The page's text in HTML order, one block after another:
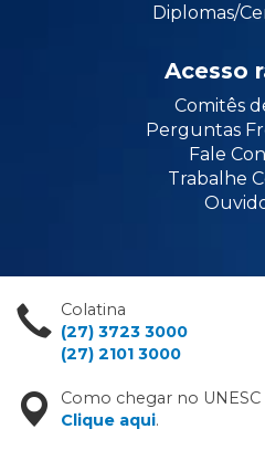
Diplomas/
Acesso
Comitês
Perguntas
Fale
Trabalhe
Colatina
(27) 3723 3000
(27) 2101 3000
Como chegar no UNESC
Clique aqui.